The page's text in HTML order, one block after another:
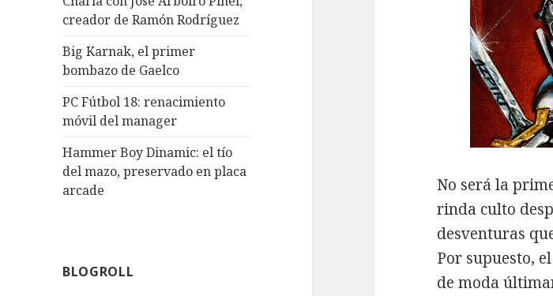
creador de Ramón Rodríguez
Big Karnak, el primer
bombazo de Gaelco
PC Fútbol 18: renacimiento
móvil del manager
Hammer Boy Dinamic: el tío
del mazo, preservado en placa
arcade
BLOGROLL
No será la
rinda culto
desventuras
Por supuesto,
de moda